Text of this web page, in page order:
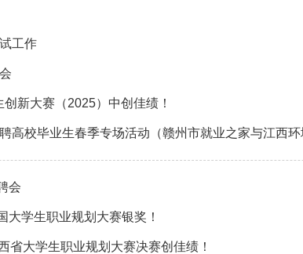
工作
新大赛（2025）中创佳绩！
高校毕业生春季专场活动（赣州市就业之家与江西
会
学生职业规划大赛银奖！
省大学生职业规划大赛决赛创佳绩！